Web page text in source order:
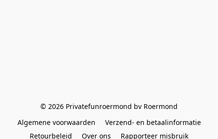
© 2026 Privatefunroermond bv Roermond
Algemene voorwaarden
Verzend- en betaalinformatie
Retourbeleid
Over ons Rapporteer misbruik